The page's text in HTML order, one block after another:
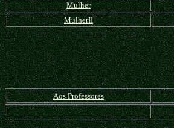
Mulher
MulherII
Aos Professores